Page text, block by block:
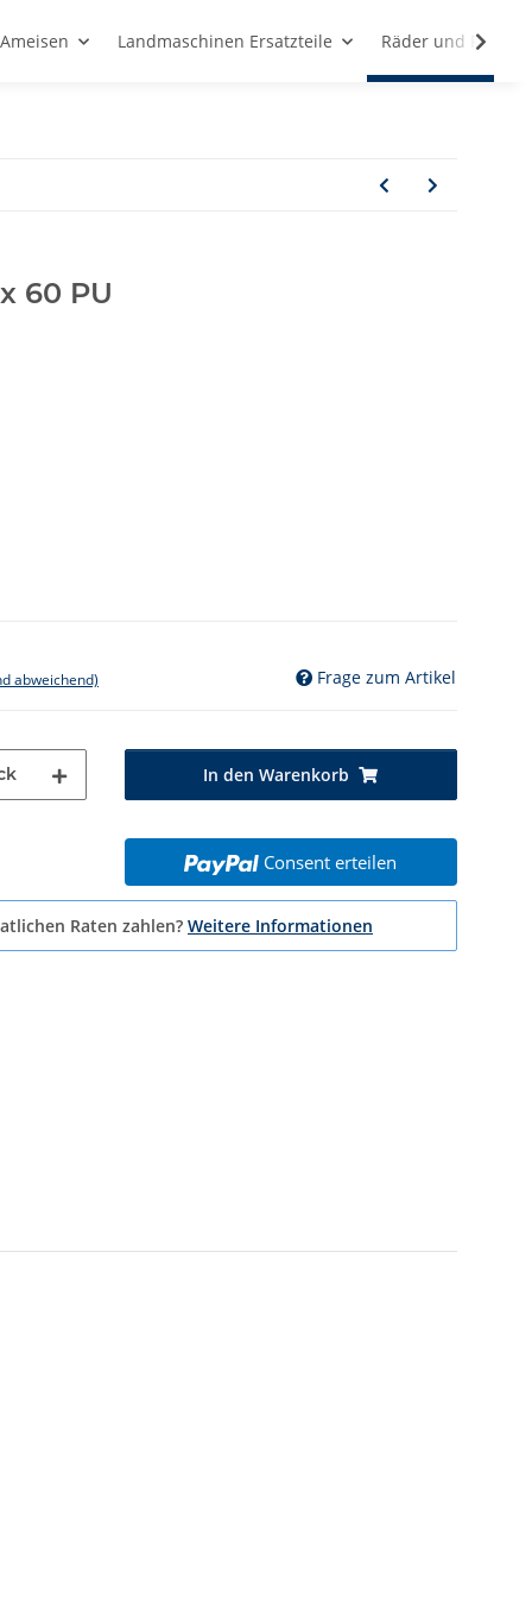
Landmaschinen Ersatzteile Räder und Rollen
60 PU
abweichend) Frage zum Artikel
In den Warenkorb
Consent erteilen
Raten zahlen? Weitere Informationen